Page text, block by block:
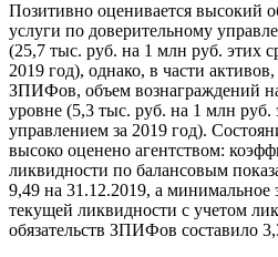
Позитивно оценивается высокий
услуги по доверительному
(25,7 тыс. руб. на 1 млн руб. этих
2019 год), однако, в части
ЗПИФов, объем вознаграждений
уровне (5,3 тыс. руб. на 1 млн руб.
управлением за 2019 год).
высоко оценено агентством:
ликвидности по балансовым
9,49 на 31.12.2019, а минимальное
текущей ликвидности с учетом
обязательств ЗПИФов составило